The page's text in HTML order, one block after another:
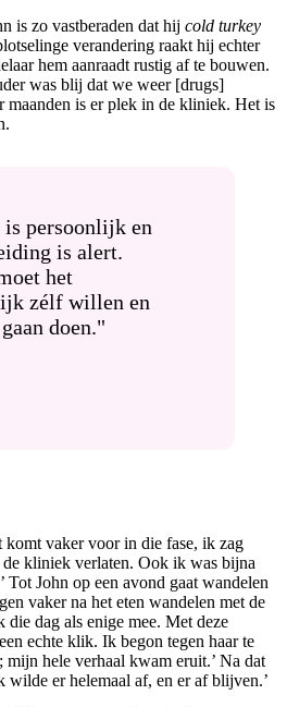
is zo vastberaden dat hij cold turkey
verandering raakt hij echter
hem aanraadt rustig af te bouwen.
was blij dat we weer [drugs]
maanden is er plek in de kliniek. Het is
persoonlijk en
is alert.
het
zélf willen en
doen."
vaker voor in die fase, ik zag
de kliniek verlaten. Ook ik was bijna
Tot John op een avond gaat wandelen
vaker na het eten wandelen met de
dag als enige mee. Met deze
echte klik. Ik begon tegen haar te
mijn hele verhaal kwam eruit.’ Na dat
wilde er helemaal af, en er af blijven.’